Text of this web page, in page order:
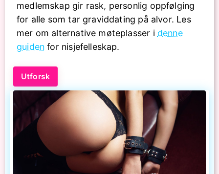
medlemskap gir rask, personlig oppfølging
for alle som tar graviddating på alvor. Les
mer om alternative møteplasser i denne
guiden for nisjefelleskap.
Utforsk